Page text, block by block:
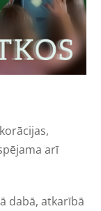
arī
dabā, atkarībā